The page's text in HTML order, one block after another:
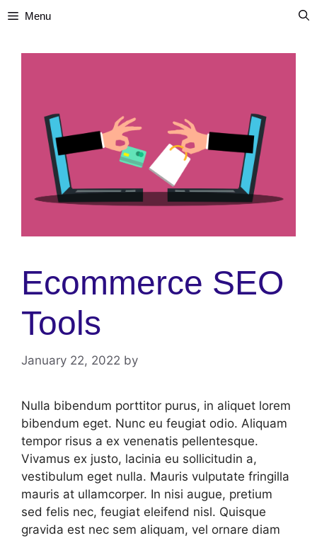
Menu
Ecommerce SEO
Tools
January 22, 2022 by
Nulla bibendum porttitor purus, in aliquet lorem
bibendum eget. Nunc eu feugiat odio. Aliquam
tempor risus a ex venenatis pellentesque.
Vivamus ex justo, lacinia eu sollicitudin a,
vestibulum eget nulla. Mauris vulputate fringilla
mauris at ullamcorper. In nisi augue, pretium
sed felis nec, feugiat eleifend nisl. Quisque
gravida est nec sem aliquam, vel ornare diam